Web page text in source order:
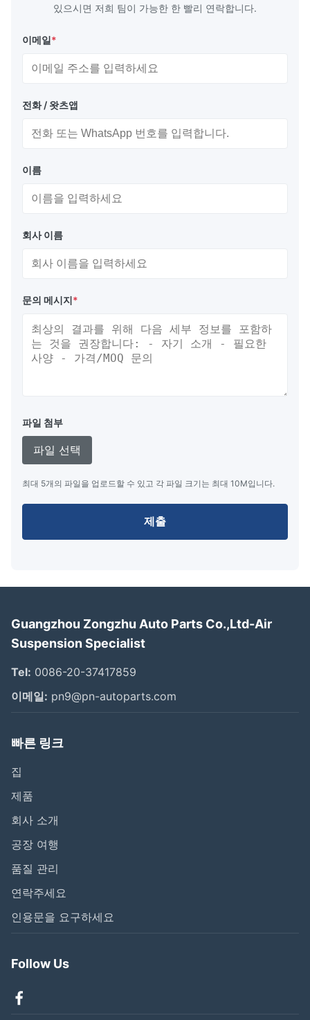
있으시면 저희 팀이 가능한 한 빨리 연락합니다.
이메일*
전화 / 왓츠앱
이름
회사 이름
문의 메시지*
파일 첨부
파일 선택
최대 5개의 파일을 업로드할 수 있고 각 파일 크기는 최대 10M입니다.
제출
Guangzhou Zongzhu Auto Parts Co.,Ltd-Air
Suspension Specialist
Tel: 0086-20-37417859
이메일: pn9@pn-autoparts.com
빠른 링크
집
제품
회사 소개
공장 여행
품질 관리
연락주세요
인용문을 요구하세요
Follow Us